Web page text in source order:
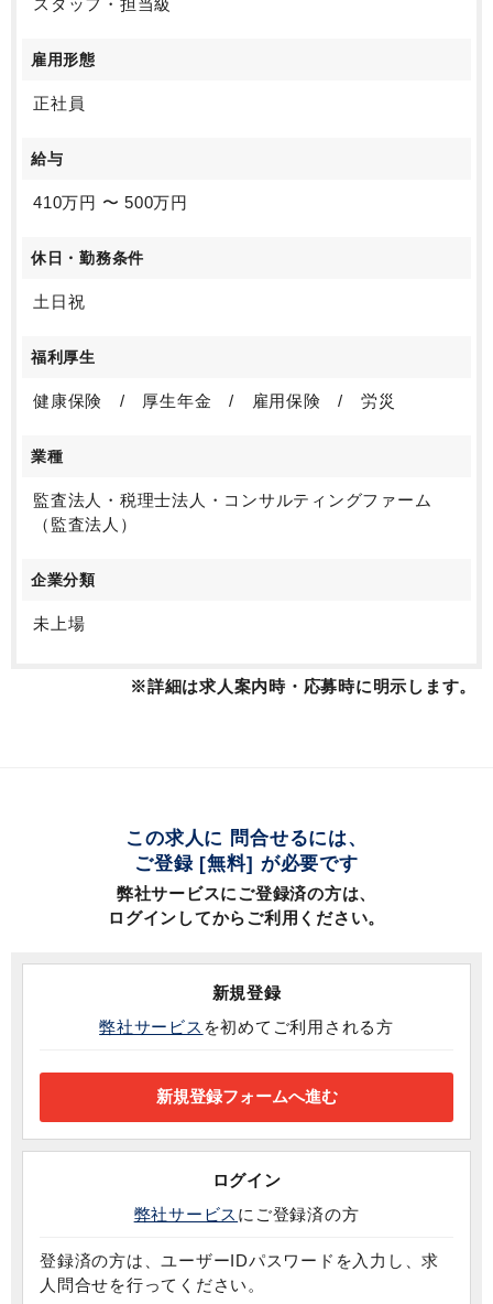
スタッフ・担当級
雇用形態
正社員
給与
410万円 〜 500万円
休日・勤務条件
土日祝
福利厚生
健康保険 / 厚生年金 / 雇用保険 / 労災
業種
監査法人・税理士法人・コンサルティングファーム
（監査法人）
企業分類
未上場
※詳細は求人案内時・応募時に明示します。
この求人に 問合せるには、
ご登録 [無料] が必要です
弊社サービスにご登録済の方は、
ログインしてからご利用ください。
新規登録
弊社サービス を初めてご利用される方
ログイン
弊社サービス にご登録済の方
登録済の方は、ユーザーIDパスワードを入力し、求
人問合せを行ってください。